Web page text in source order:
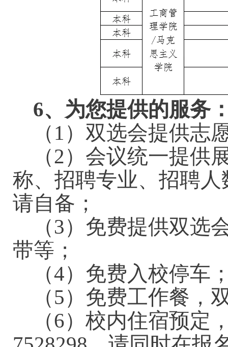
6、为您提供的服务
（1）双选会提供志
（2）会议统一提供
称、招聘专业、招聘
请自备；
（3）免费提供双选
带等；
（4）免费入校停车
（5）免费工作餐，
（6）校内住宿预定